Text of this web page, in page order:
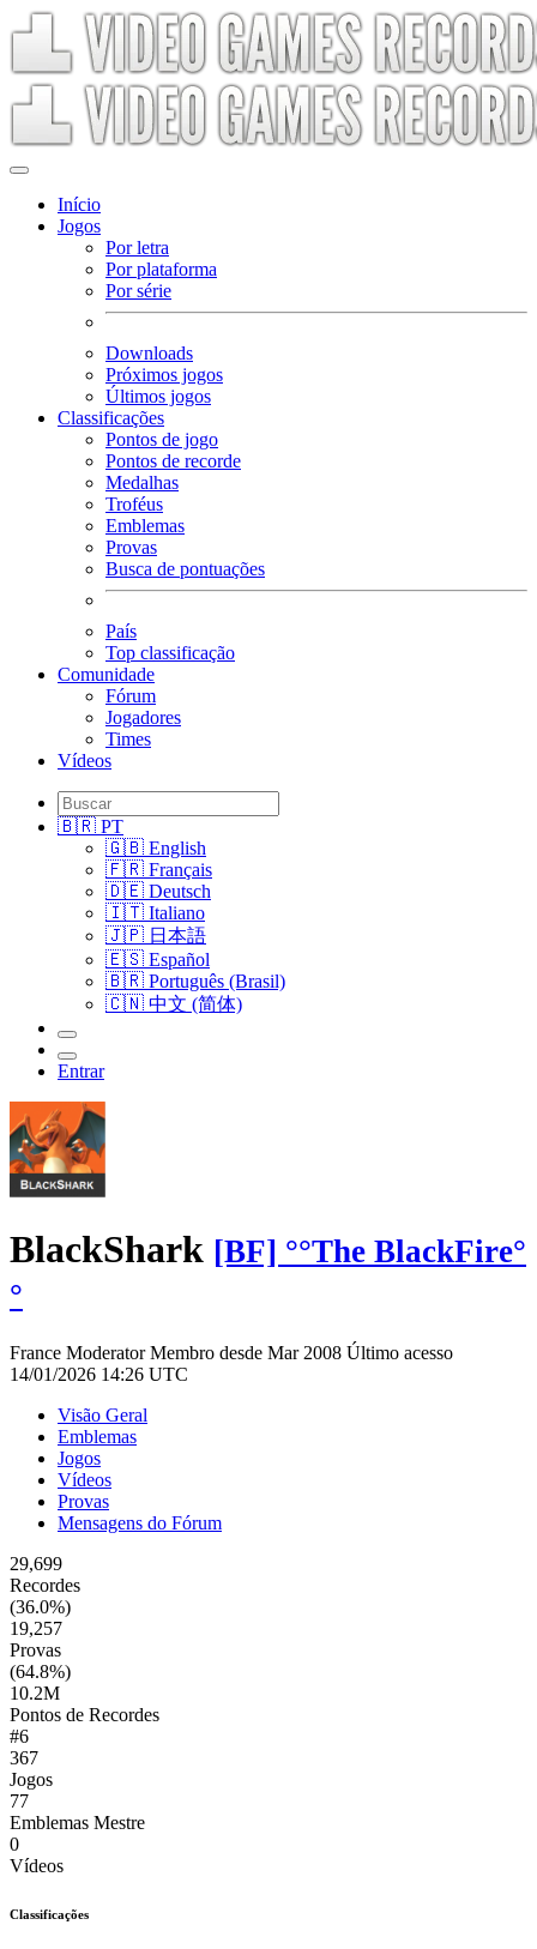
Início
Jogos
Por letra
Por plataforma
Por série
Downloads
Próximos jogos
Últimos jogos
Classificações
Pontos de jogo
Pontos de recorde
Medalhas
Troféus
Emblemas
Provas
Busca de pontuações
País
Top classificação
Comunidade
Fórum
Jogadores
Times
Vídeos
🇧🇷 PT
🇬🇧 English
🇫🇷 Français
🇩🇪 Deutsch
🇮🇹 Italiano
🇯🇵 日本語
🇪🇸 Español
🇧🇷 Português (Brasil)
🇨🇳 中文 (简体)
Entrar
BlackShark [BF] °°The BlackFire°
°
France ModeratorMembro desde Mar 2008 Último acesso
14/01/2026 14:26 UTC
Visão Geral
Emblemas
Jogos
Vídeos
Provas
Mensagens do Fórum
29,699
Recordes
(36.0%)
19,257
Provas
(64.8%)
10.2M
Pontos de Recordes
#6
367
Jogos
77
Emblemas Mestre
0
Vídeos
Classificações